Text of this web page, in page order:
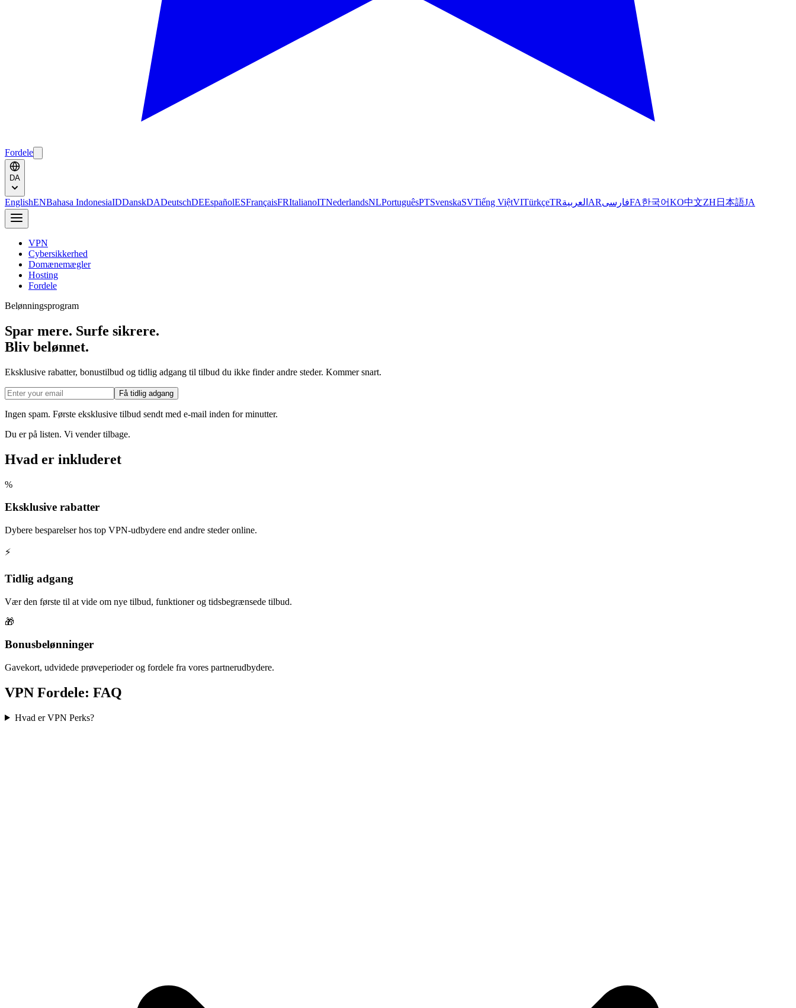
Fordele
DA
EnglishENBahasa IndonesiaIDDanskDADeutschDEEspañolESFrançaisFRItalianoITNederlandsNLPortuguêsPTSvenskaSVTiếng ViệtVITürkçeTRالعربية ARفارسیFA한국어KO中文ZH 日本語JA
VPN
Cybersikkerhed
Domænemægler
Hosting
Fordele
Belønningsprogram
Spar mere. Surfe sikrere.
Bliv belønnet.
Eksklusive rabatter, bonustilbud og tidlig adgang til tilbud du ikke finder andre steder. Kommer snart.
Få tidlig adgang
Ingen spam. Første eksklusive tilbud sendt med e-mail inden for minutter.
Du er på listen. Vi vender tilbage.
Hvad er inkluderet
%
Eksklusive rabatter
Dybere besparelser hos top VPN-udbydere end andre steder online.
⚡
Tidlig adgang
Vær den første til at vide om nye tilbud, funktioner og tidsbegrænsede tilbud.
🎁
Bonusbelønninger
Gavekort, udvidede prøveperioder og fordele fra vores partnerudbydere.
VPN Fordele: FAQ
Hvad er VPN Perks?